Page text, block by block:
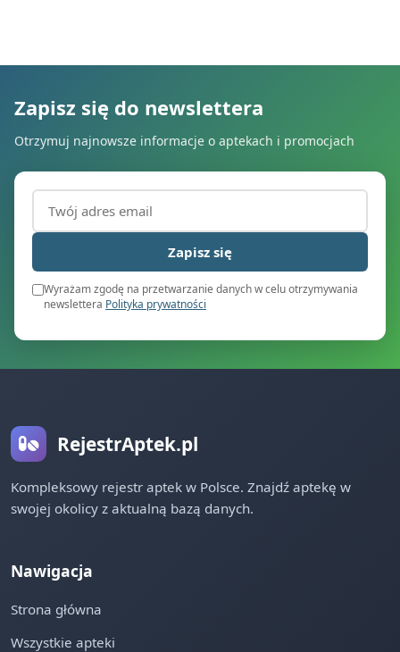
Zapisz się do newslettera
Otrzymuj najnowsze informacje o aptekach i promocjach
Adres email (wymagany)
Zapisz się
Wyrażam zgodę na przetwarzanie danych w celu otrzymywania
newslettera Polityka prywatności
RejestrAptek.pl
Kompleksowy rejestr aptek w Polsce. Znajdź aptekę w
swojej okolicy z aktualną bazą danych.
Nawigacja
Strona główna
Wszystkie apteki